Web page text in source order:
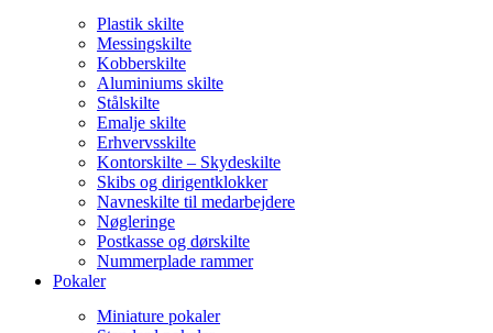
Plastik skilte
Messingskilte
Kobberskilte
Aluminiums skilte
Stålskilte
Emalje skilte
Erhvervsskilte
Kontorskilte – Skydeskilte
Skibs og dirigentklokker
Navneskilte til medarbejdere
Nøgleringe
Postkasse og dørskilte
Nummerplade rammer
Pokaler
Miniature pokaler